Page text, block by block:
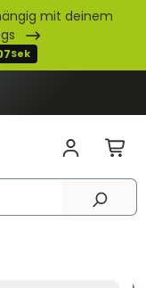
mit deinem
Sek